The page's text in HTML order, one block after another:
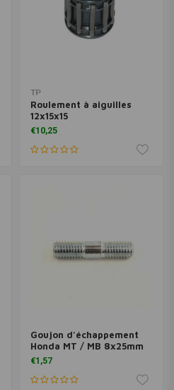
TP
Roulement à aiguilles
12x15x15
€10,25
Goujon d'échappement
Honda MT / MB 8x25mm
€1,57